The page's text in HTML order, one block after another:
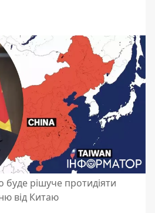
буде рішуче протидіяти
від Китаю